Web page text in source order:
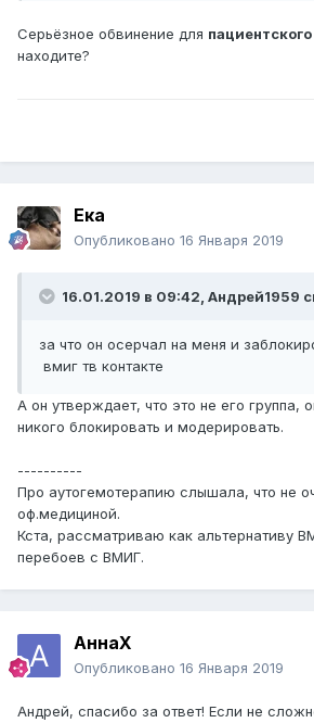
Серьёзное обвинение для пациентского
находите?
Ека
Опубликовано 16 Января 2019
16.01.2019 в 09:42, Андрей1959
за что он осерчал на меня и
вмиг тв контакте
А он утверждает, что это не его группа,
никого блокировать и модерировать.
----------
Про аутогемотерапию слышала, что не
оф.медициной.
Кста, рассматриваю как альтернативу
перебоев с ВМИГ.
АннаХ
Опубликовано 16 Января 2019
Андрей, спасибо за ответ! Если не